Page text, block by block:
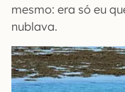
mesmo: era só eu
nublava.